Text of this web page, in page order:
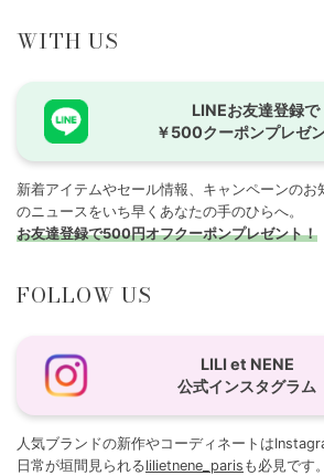
WITH US
LINEお友達登録で
￥500クーポンプレゼ
新着アイテムやセール情報、キャンペーンのお
のニュースをいち早くあなたの手のひらへ。
お友達登録で500円オフクーポンプレゼント！
FOLLOW US
LILI et NENE
公式インスタグラム
人気ブランドの新作やコーディネートは
日常が垣間見られるlilietnene_paris も必見です。